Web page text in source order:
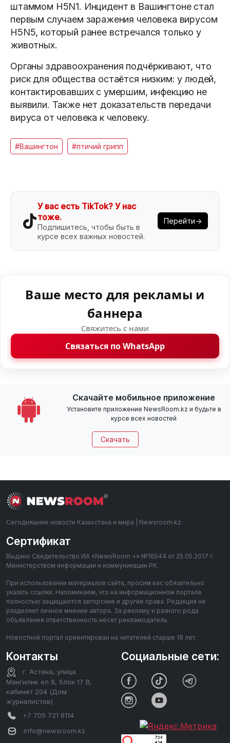
штаммом H5N1. Инцидент в Вашингтоне стал
первым случаем заражения человека вирусом
H5N5, который ранее встречался только у
животных.
Органы здравоохранения подчёркивают, что
риск для общества остаётся низким: у людей,
контактировавших с умершим, инфекцию не
выявили. Также нет доказательств передачи
вируса от человека к человеку.
#Вашингтон #птичий грипп
У вас есть TikTok? У нас
тоже.
Подпишитесь, чтобы быть в
курсе всех важных новостей.
Перейти→
Ваше место для рекламы и
баннера
Свяжитесь с нами
Связаться по WhatsApp
Скачайте мобильное приложение
Установите приложение NewsRoom.kz и будьте в
курсе всех новостей
Скачать
Сегодняшние новости Казахстана и мира | Newsroom.kz
Сертификат
Выдано Свидетельство ИА «NewsRoom +» №16544 от 25.05.2017 г.
Министерством информации и коммуникации РК.
При использовании материалов сайта, просим вас обязательно
указать ссылки. Напоминаем, что на информационном портале
полностью защищаются авторские и другие права. Редакция не
разделяет личное мнение автора. За рекламу и разного рода
объявления ответственность несет рекламодатель.
Новостной портал ориентирован на читателей старше 18 лет.
Контакты
г. Астана, улица
Мангилик ел 8, блок 17 В,
кабинет 204 (Дом
журналистов)
+7 705 721 8114
info@newsroom.kz
Социальные сети: